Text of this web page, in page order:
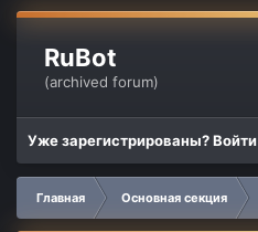
RuBot
(archived forum)
Уже зарегистрированы? Войти
Главная Основная секция